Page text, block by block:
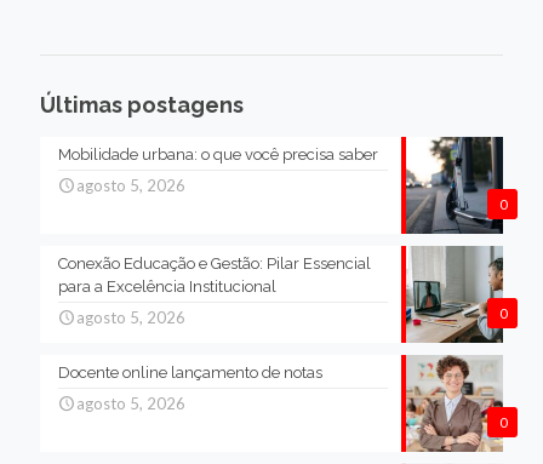
Últimas postagens
0
Mobilidade urbana: o que você precisa saber
agosto 5, 2026
0
Conexão Educação e Gestão: Pilar Essencial
para a Excelência Institucional
agosto 5, 2026
0
Docente online lançamento de notas
agosto 5, 2026